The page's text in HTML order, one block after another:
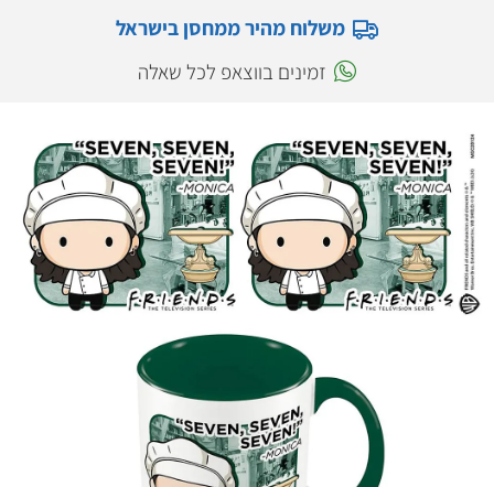
משלוח מהיר ממחסן בישראל
זמינים בווצאפ לכל שאלה